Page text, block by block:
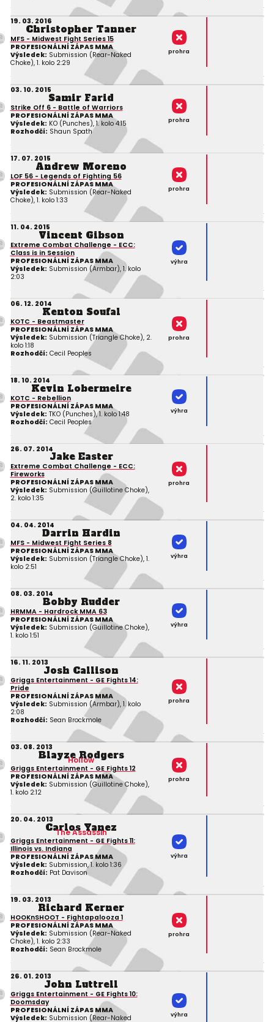
19. 03. 2016
Christopher Tanner
MFS - Midwest Fight Series 15
PROFESIONÁLNÍ ZÁPAS MMA
Výsledek: Submission (Rear-Naked
Choke), 1. kolo 2:29
prohra
03. 10. 2015
Samir Farid
Strike Off 6 - Battle of Warriors
PROFESIONÁLNÍ ZÁPAS MMA
Výsledek: KO (Punches), 1. kolo 4:15
Rozhodčí: Shaun Spath
prohra
17. 07. 2015
Andrew Moreno
LOF 56 - Legends of Fighting 56
PROFESIONÁLNÍ ZÁPAS MMA
Výsledek: Submission (Rear-Naked
Choke), 1. kolo 1:33
prohra
11. 04. 2015
Vincent Gibson
Extreme Combat Challenge - ECC:
Class is in Session
PROFESIONÁLNÍ ZÁPAS MMA
Výsledek: Submission (Armbar), 1. kolo
2:03
výhra
06. 12. 2014
Kenton Soufal
KOTC - Beastmaster
PROFESIONÁLNÍ ZÁPAS MMA
Výsledek: Submission (Triangle Choke), 2.
kolo 1:18
Rozhodčí: Cecil Peoples
prohra
18. 10. 2014
Kevin Lobermeire
KOTC - Rebellion
PROFESIONÁLNÍ ZÁPAS MMA
Výsledek: TKO (Punches), 1. kolo 1:48
Rozhodčí: Cecil Peoples
výhra
26. 07. 2014
Jake Easter
Extreme Combat Challenge - ECC:
Fireworks
PROFESIONÁLNÍ ZÁPAS MMA
Výsledek: Submission (Guillotine Choke),
2. kolo 1:35
prohra
04. 04. 2014
Darrin Hardin
MFS - Midwest Fight Series 8
PROFESIONÁLNÍ ZÁPAS MMA
Výsledek: Submission (Triangle Choke), 1.
kolo 2:51
výhra
08. 03. 2014
Bobby Rudder
HRMMA - Hardrock MMA 63
PROFESIONÁLNÍ ZÁPAS MMA
Výsledek: Submission (Guillotine Choke),
1. kolo 1:51
výhra
16. 11. 2013
Josh Callison
Griggs Entertainment - GE Fights 14:
Pride
PROFESIONÁLNÍ ZÁPAS MMA
Výsledek: Submission (Armbar), 1. kolo
2:08
Rozhodčí: Sean Brockmole
prohra
03. 08. 2013
Blayze Rodgers
Hollow
Griggs Entertainment - GE Fights 12
PROFESIONÁLNÍ ZÁPAS MMA
Výsledek: Submission (Guillotine Choke),
1. kolo 2:12
prohra
20. 04. 2013
Carlos Yanez
The Assassin
Griggs Entertainment - GE Fights 11:
Illinois vs. Indiana
PROFESIONÁLNÍ ZÁPAS MMA
Výsledek: Submission, 1. kolo 1:36
Rozhodčí: Pat Davison
výhra
19. 03. 2013
Richard Kerner
HOOKnSHOOT - Fightapalooza 1
PROFESIONÁLNÍ ZÁPAS MMA
Výsledek: Submission (Rear-Naked
Choke), 1. kolo 2:33
Rozhodčí: Sean Brockmole
prohra
26. 01. 2013
John Luttrell
Griggs Entertainment - GE Fights 10:
Doomsday
PROFESIONÁLNÍ ZÁPAS MMA
Výsledek: Submission (Rear-Naked
výhra